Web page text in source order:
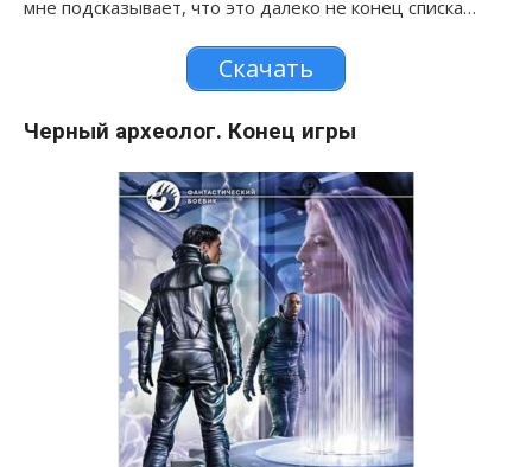
мне подсказывает, что это далеко не конец списка…
Скачать
Черный археолог. Конец игры